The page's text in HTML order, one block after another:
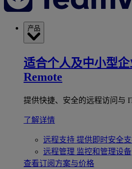
产品
适合个人及中小型企
Remote
提供快捷、安全的远程访问与
了解详情
远程支持 提供即时安全
远程管理 监控和管理设备
查看订阅方案与价格